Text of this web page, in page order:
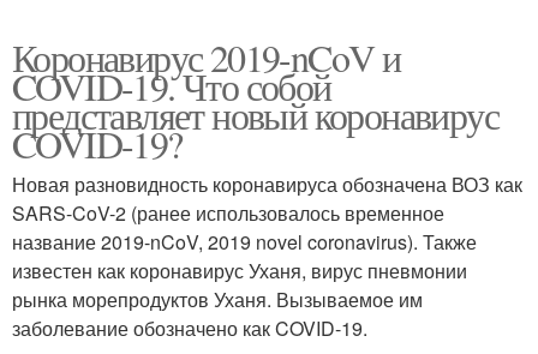
Коронавирус 2019-nCoV и
COVID-19. Что собой
представляет новый коронавирус
COVID-19?
Новая разновидность коронавируса обозначена ВОЗ как
SARS-CoV-2 (ранее использовалось временное
название 2019-nCoV, 2019 novel coronavirus). Также
известен как коронавирус Уханя, вирус пневмонии
рынка морепродуктов Уханя. Вызываемое им
заболевание обозначено как COVID-19.